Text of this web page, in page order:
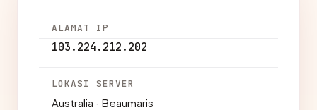
ALAMAT IP
103.224.212.202
LOKASI SERVER
Australia · Beaumaris